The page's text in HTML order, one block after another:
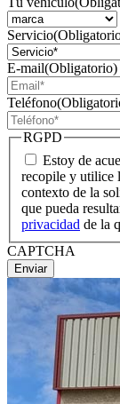
Servicio
E-mail(Obligatorio)
Teléfono
RGPD
Estoy de
recopile y utilice
contexto de la
que pueda
privacidad de la
CAPTCHA